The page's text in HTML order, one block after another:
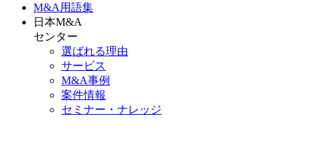
M&A 用語集
日本M&A
センター
選ばれる理由
サービス
M&A事例
案件情報
セミナー・ナレッジ